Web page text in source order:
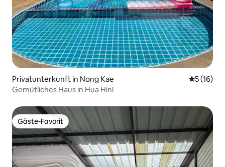
Privatunterkunft in Nong Kae
5 (16)
Gemütliches Haus in Hua Hin!
Gäste-Favorit
Gäste-Favorit